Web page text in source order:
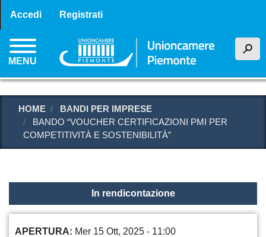
contenuto
principale
Menu profilo utente
Accedi Registrati
MENU
h
HOME
BANDI PER IMPRESE
BANDO “VOUCHER CERTIFICAZIONI PMI PER
COMPETITIVITÀ E SOSTENIBILITÀ”
In rendicontazione
APERTURA
Mer 15 Ott, 2025 - 11:00